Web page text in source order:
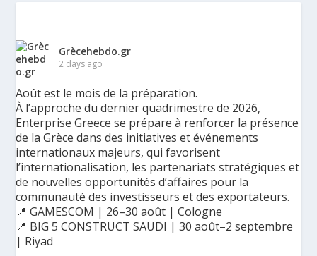
Grècehebdo.gr
2 days ago
Août est le mois de la préparation.
À l’approche du dernier quadrimestre de 2026,
Enterprise Greece se prépare à renforcer la présence
de la Grèce dans des initiatives et événements
internationaux majeurs, qui favorisent
l’internationalisation, les partenariats stratégiques et
de nouvelles opportunités d’affaires pour la
communauté des investisseurs et des exportateurs.
📍 GAMESCOM | 26–30 août | Cologne
📍 BIG 5 CONSTRUCT SAUDI | 30 août–2 septembre
| Riyad